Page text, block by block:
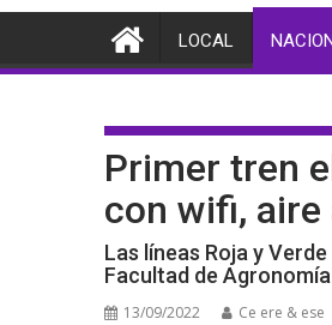
LOCAL
Primer tren
con wifi,
Las líneas Roja y
Facultad de
13/09/2022 Ce ere & ese